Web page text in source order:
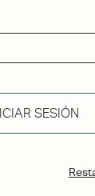
SESIÓN